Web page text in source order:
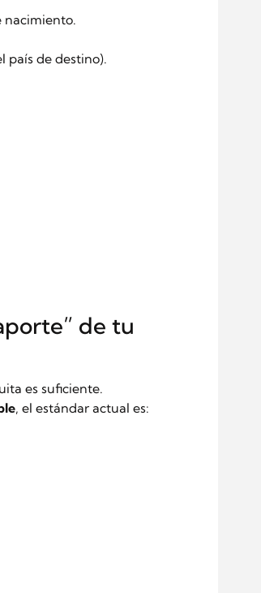
nacimiento.
país de destino).
de tu
es suficiente.
, el estándar actual es: